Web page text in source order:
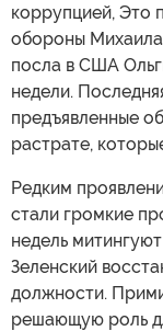
коррупцией, Это
обороны
посла в США
недели.
предъявленные
растрате,
Редким
стали громкие
недель
Зеленский
должности.
решающую роль